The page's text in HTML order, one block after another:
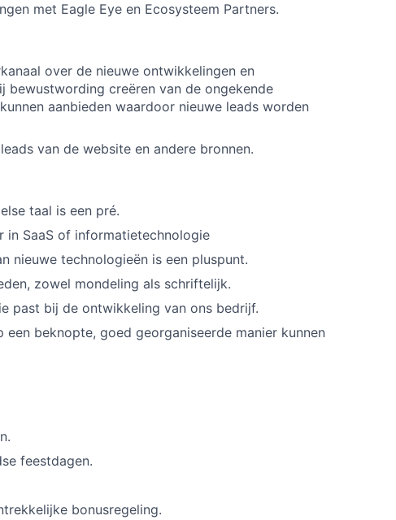
met Eagle Eye en Ecosysteem Partners.
over de nieuwe ontwikkelingen en
bewustwording creëren van de ongekende
aanbieden waardoor nieuwe leads worden
van de website en andere bronnen.
taal is een pré.
SaaS of informatietechnologie
nieuwe technologieën is een pluspunt.
zowel mondeling als schriftelijk.
past bij de ontwikkeling van ons bedrijf.
beknopte, goed georganiseerde manier kunnen
feestdagen.
bonusregeling.